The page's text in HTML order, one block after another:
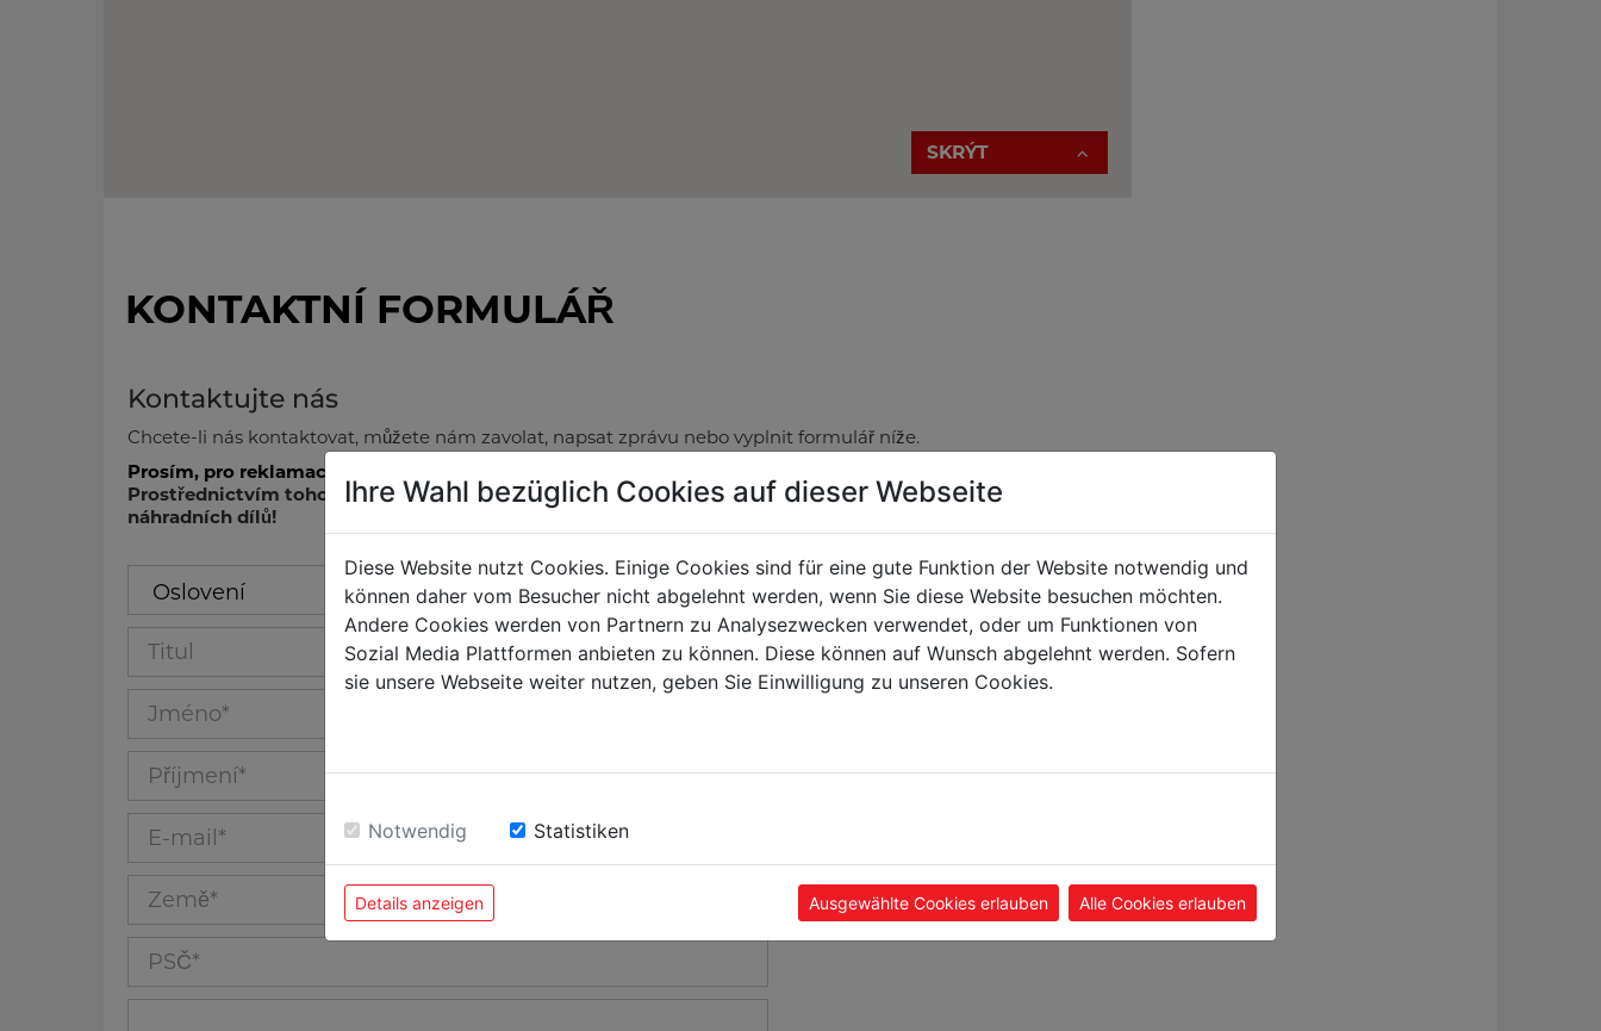
SKRÝT
KONTAKTNÍ FORMULÁŘ
Kontaktujte nás
Chcete-li nás kontaktovat, můžete nám zavolat, napsat zprávu nebo vyplnit formulář níže.
Prosím, pro reklamace nebo požadavky na náhradní díly použijte reklamační formulář
Prostřednictvím tohoto formuláře nebudou zodpovězeny žádné dotazy týkající se stížností nebo
náhradních dílů!
Oslovení
Titul_53
Jméno_10
Příjmení_11
E-mail_12
Země_40
PSČ_39
_336
Ihre Wahl bezüglich Cookies auf dieser Webseite
Diese Website nutzt Cookies. Einige Cookies sind für eine gute Funktion der Website notwendig und
können daher vom Besucher nicht abgelehnt werden, wenn Sie diese Website besuchen möchten.
Andere Cookies werden von Partnern zu Analysezwecken verwendet, oder um Funktionen von
Sozial Media Plattformen anbieten zu können. Diese können auf Wunsch abgelehnt werden. Sofern
sie unsere Webseite weiter nutzen, geben Sie Einwilligung zu unseren Cookies.
Notwendig Statistiken
Details anzeigen Ausgewählte Cookies erlauben Alle Cookies erlauben